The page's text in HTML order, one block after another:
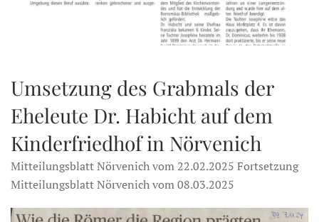
Umsetzung des Grabmals der
Eheleute Dr. Habicht auf dem
Kinderfriedhof in Nörvenich
Mitteilungsblatt Nörvenich vom 22.02.2025 Fortsetzung
Mitteilungsblatt Nörvenich vom 08.03.2025